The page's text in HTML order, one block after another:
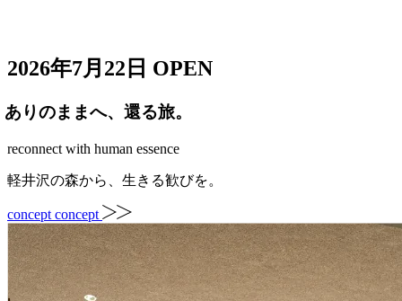
2026年7月22日 OPEN
ありのままへ、還る旅。
reconnect with human essence
軽井沢の森から、生きる歓びを。
concept concept